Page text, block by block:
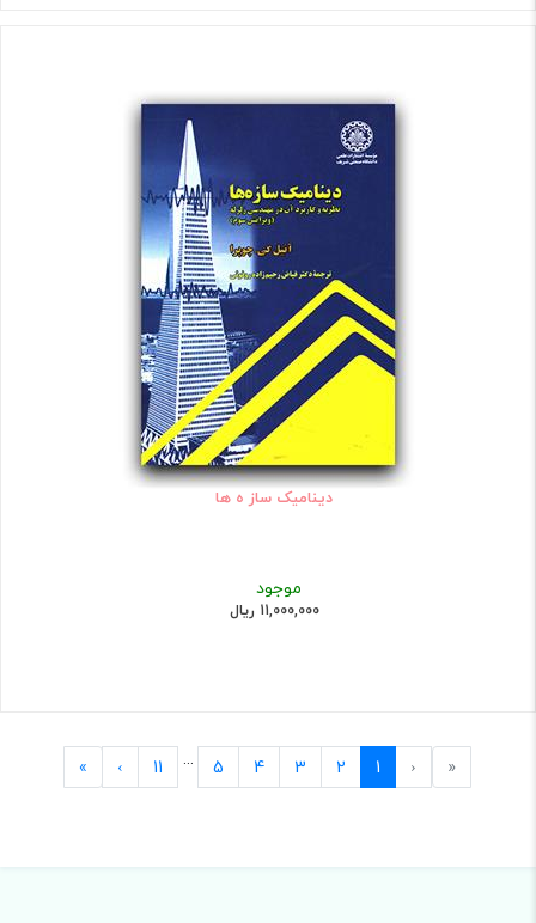
دینامیک ساز ه ها
موجود
11,000,000 ریال
«
First
‹
Previous
1
2
3
4
5
...
11
›
Next
»